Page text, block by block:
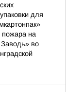
для
пожара на
во